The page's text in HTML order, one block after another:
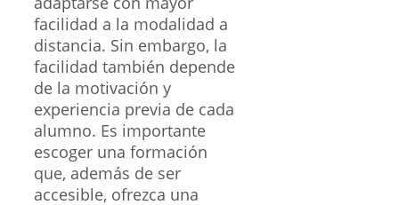
facilidad a la modalidad a
distancia. Sin embargo, la
facilidad también depende
de la motivación y
experiencia previa de cada
alumno. Es importante
escoger una formación
que, además de ser
accesible, ofrezca una